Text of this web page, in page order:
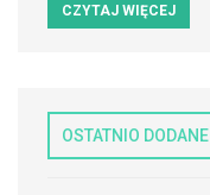
CZYTAJ WIĘCEJ
OSTATNIO DODANE